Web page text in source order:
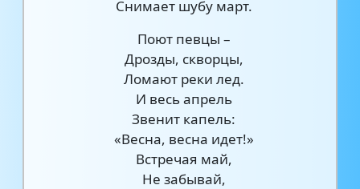
Снимает шубу март.
Поют певцы –
Дрозды, скворцы,
Ломают реки лед.
И весь апрель
Звенит капель:
«Весна, весна идет!»
Встречая май,
Не забывай,